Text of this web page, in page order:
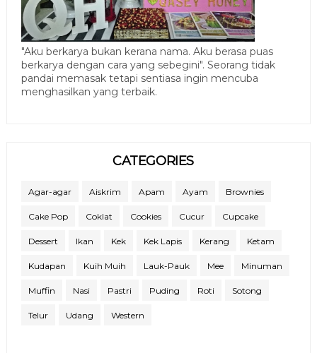
"Aku berkarya bukan kerana nama. Aku berasa puas
berkarya dengan cara yang sebegini". Seorang tidak
pandai memasak tetapi sentiasa ingin mencuba
menghasilkan yang terbaik.
CATEGORIES
Agar-agar Aiskrim Apam Ayam Brownies
Cake Pop Coklat Cookies Cucur Cupcake
Dessert Ikan Kek Kek Lapis Kerang Ketam
Kudapan Kuih Muih Lauk-Pauk Mee Minuman
Muffin Nasi Pastri Puding Roti Sotong
Telur Udang Western